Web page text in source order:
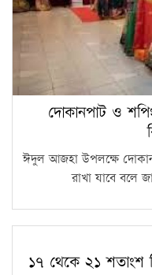
দোকানপাট ও
ঈদুল আজহা উপলক্ষে
রাখা যাবে বলে
১৭ থেকে ২১ শতাংশ